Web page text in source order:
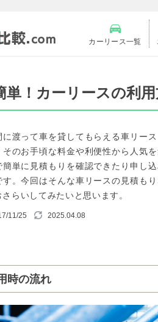
カーリース一覧
単！カーリースの利
に渡って車を貸してもらえる車リー
そのお手頃な料金や利便性から人気
簡単に見積もりを確認できたり申し
す。今回はそんな車リースの見積も
さらいしてみたいと思います。
11/25 2025.04.08
時の流れ